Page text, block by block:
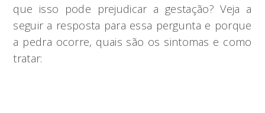
que isso pode prejudicar a gestação? Veja a
seguir a resposta para essa pergunta e porque
a pedra ocorre, quais são os sintomas e como
tratar: